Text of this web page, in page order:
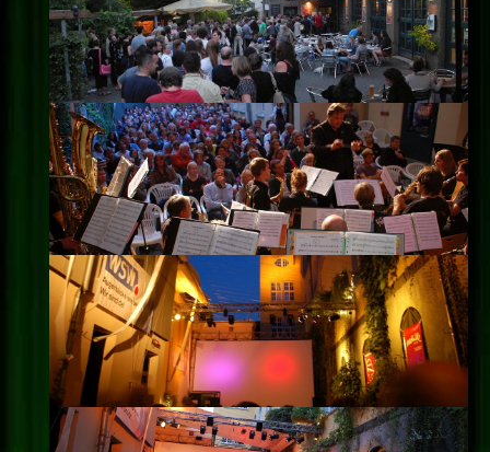
Wetter
Kinogutschein
Konzept
Archiv
Kontakt
Impressum
Datenschutz